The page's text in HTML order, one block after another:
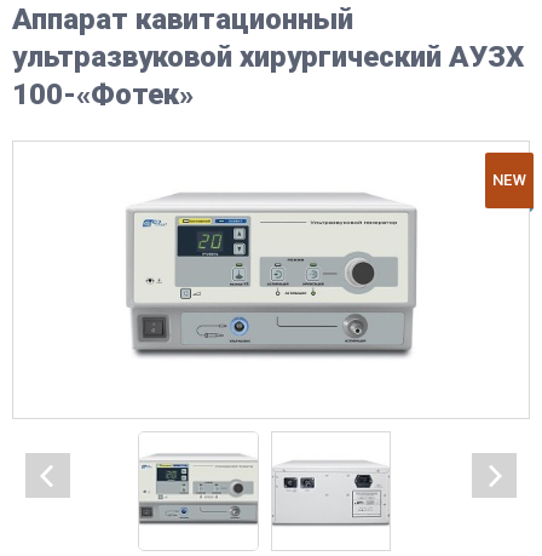
Аппарат кавитационный
ультразвуковой хирургический АУЗХ
100-«Фотек»
NEW